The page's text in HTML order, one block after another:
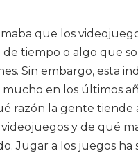
que los
tiempo o algo que
Sin embargo, esta
en los últimos
razón la gente tiende
y de qué
Jugar a los juegos ha